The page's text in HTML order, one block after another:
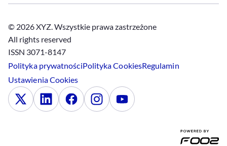
© 2026 XYZ. Wszystkie prawa zastrzeżone
All rights reserved
ISSN 3071-8147
Polityka prywatnościPolitykaCookiesRegulamin
UstawieniaCookies
x LinkedinFacebookInstagramYoutube